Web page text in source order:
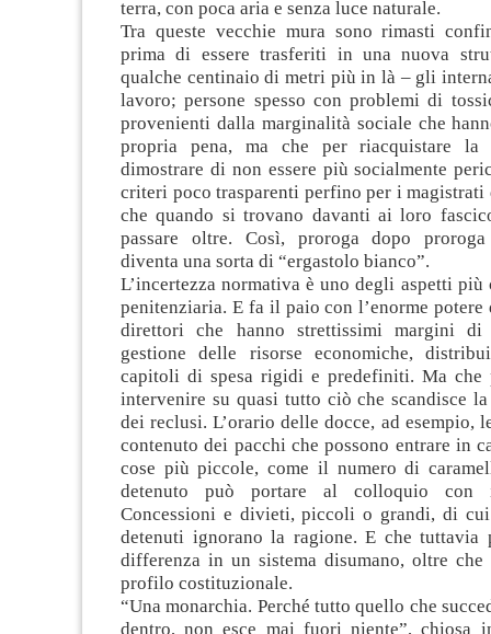
terra, con poca aria e senza luce naturale.
Tra queste vecchie mura sono rimasti
prima di essere trasferiti in una nuova
qualche centinaio di metri più in là – gli
lavoro; persone spesso con problemi di
provenienti dalla marginalità sociale che
propria pena, ma che per riacquistare la
dimostrare di non essere più socialmente
criteri poco trasparenti perfino per i magistrati
che quando si trovano davanti ai loro
passare oltre. Così, proroga dopo proroga
diventa una sorta di “ergastolo bianco”.
L’incertezza normativa è uno degli aspetti
penitenziaria. E fa il paio con l’enorme
direttori che hanno strettissimi margini di
gestione delle risorse economiche,
capitoli di spesa rigidi e predefiniti. Ma che
intervenire su quasi tutto ciò che scandisce
dei reclusi. L’orario delle docce, ad esempio,
contenuto dei pacchi che possono entrare in
cose più piccole, come il numero di
detenuto può portare al colloquio
Concessioni e divieti, piccoli o grandi, di
detenuti ignorano la ragione. E che tuttavia
differenza in un sistema disumano, oltre
profilo costituzionale.
“Una monarchia. Perché tutto quello che
dentro, non esce mai fuori niente”, chiosa